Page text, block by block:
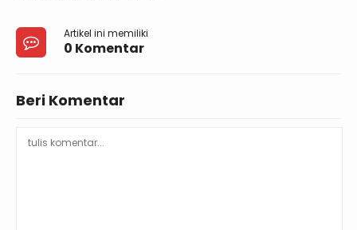
Artikel ini memiliki
0 Komentar
Beri Komentar